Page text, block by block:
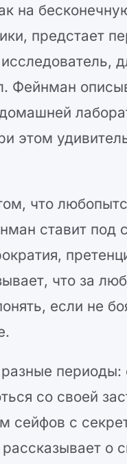
на
предстает
Фейнман
этом
что
ставит под
что за
если не
периоды:
со своей
сейфов с
о